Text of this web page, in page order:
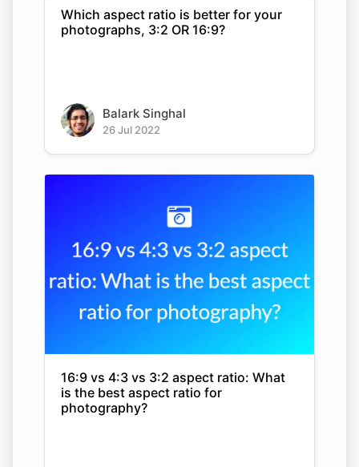
Which aspect ratio is better for your
photographs, 3:2 OR 16:9?
Balark Singhal
26 Jul 2022
16:9 vs 4:3 vs 3:2 aspect ratio: What
is the best aspect ratio for
photography?